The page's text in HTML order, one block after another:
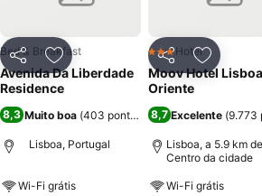
PartilharAdicionar aos favoritos
Bed & Breakfast
Avenida Da Liberdade
Residence
8,3 Muito boa (403 pontuações)
Lisboa, Portugal
Wi-Fi grátis
Partilhar
3 Estrelas
Hotel
Moov Hotel Lisboa
Oriente
8,7 Excelente (9.773
Lisboa, a 5.9 km de
Centro da cidade
Wi-Fi grátis